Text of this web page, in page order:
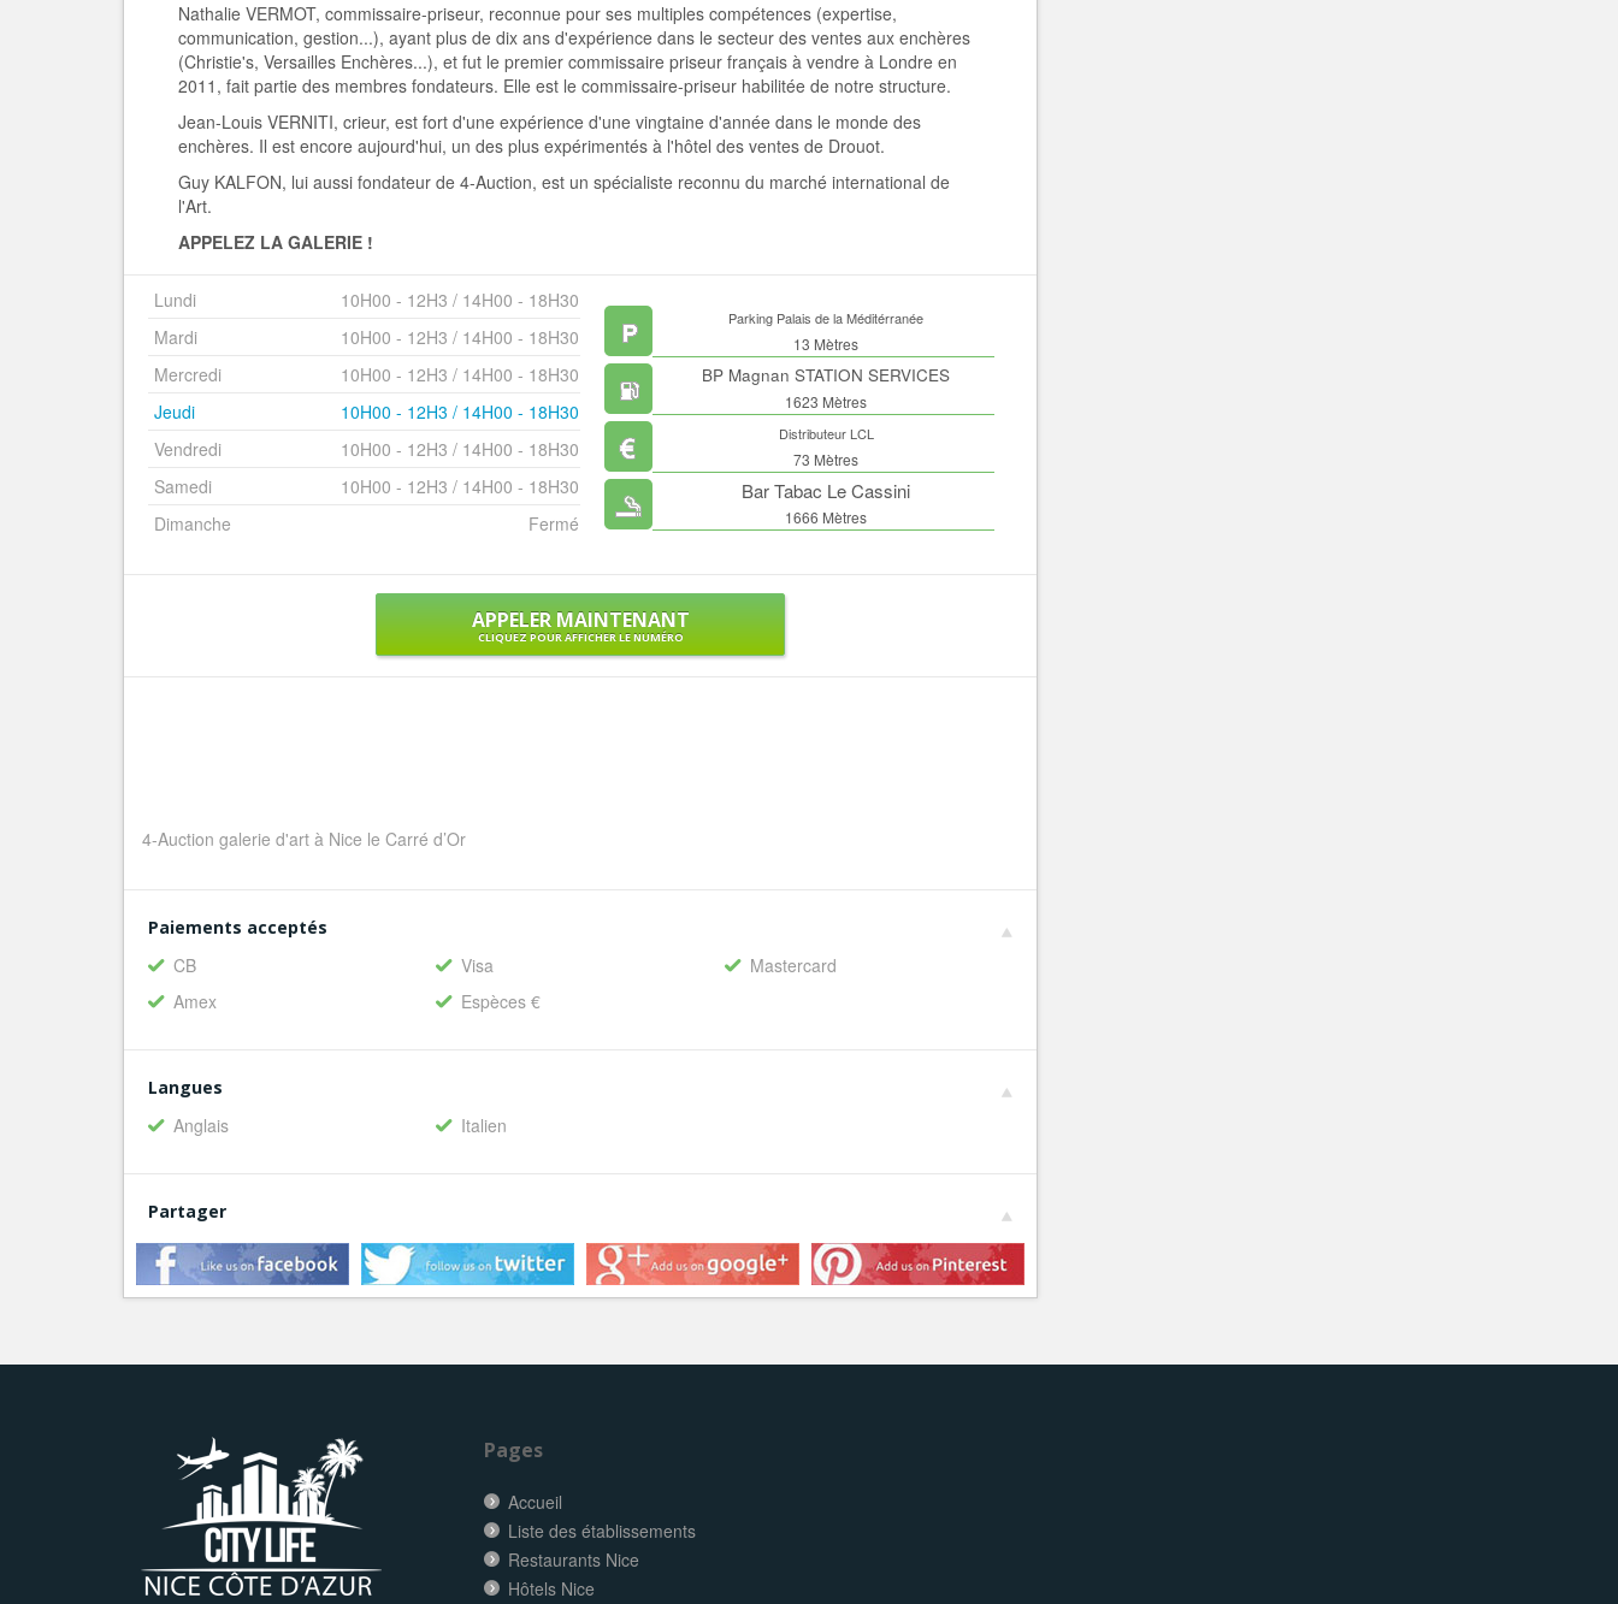
Nathalie VERMOT, commissaire-priseur, reconnue pour ses multiples compétences (expertise,
communication, gestion...), ayant plus de dix ans d'expérience dans le secteur des ventes aux enchères
(Christie's, Versailles Enchères...), et fut le premier commissaire priseur français à vendre à Londre en
2011, fait partie des membres fondateurs. Elle est le commissaire-priseur habilitée de notre structure.
Jean-Louis VERNITI, crieur, est fort d'une expérience d'une vingtaine d'année dans le monde des
enchères. Il est encore aujourd'hui, un des plus expérimentés à l'hôtel des ventes de Drouot.
Guy KALFON, lui aussi fondateur de 4-Auction, est un spécialiste reconnu du marché international de
l'Art.
APPELEZ LA GALERIE !
Lundi
10H00 - 12H3 / 14H00 - 18H30
Mardi
10H00 - 12H3 / 14H00 - 18H30
Mercredi
10H00 - 12H3 / 14H00 - 18H30
Jeudi
10H00 - 12H3 / 14H00 - 18H30
Vendredi
10H00 - 12H3 / 14H00 - 18H30
Samedi
10H00 - 12H3 / 14H00 - 18H30
Dimanche
Fermé
Parking Palais de la Méditérranée
13 Mètres
BP Magnan STATION SERVICES
1623 Mètres
Distributeur LCL
73 Mètres
Bar Tabac Le Cassini
1666 Mètres
APPELER MAINTENANT
CLIQUEZ POUR AFFICHER LE NUMÉRO
4-Auction galerie d'art à Nice le Carré d’Or
Paiements acceptés
CB Visa
Mastercard
Amex
Espèces €
Langues
Anglais Italien
Partager
Pages
Accueil
Liste des établissements
Restaurants Nice
Hôtels Nice